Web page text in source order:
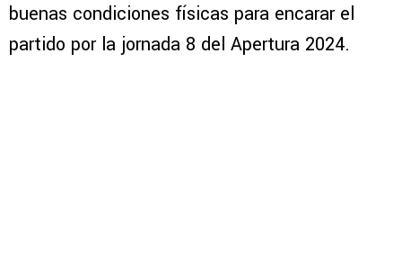
buenas condiciones físicas para encarar el
partido por la jornada 8 del Apertura 2024.